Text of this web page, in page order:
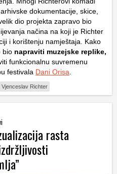
dokumentacije, skice,
dio projekta zapravo bio
načina na koji je Richter
i korištenju namještaja. Kako
bio napraviti muzejske replike,
funkcionalnu suvremenu
festivala Dani Orisa
Vjenceslav Richter
rasta